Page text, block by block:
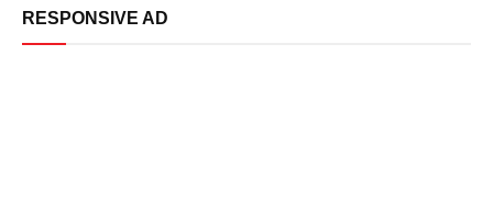
RESPONSIVE AD